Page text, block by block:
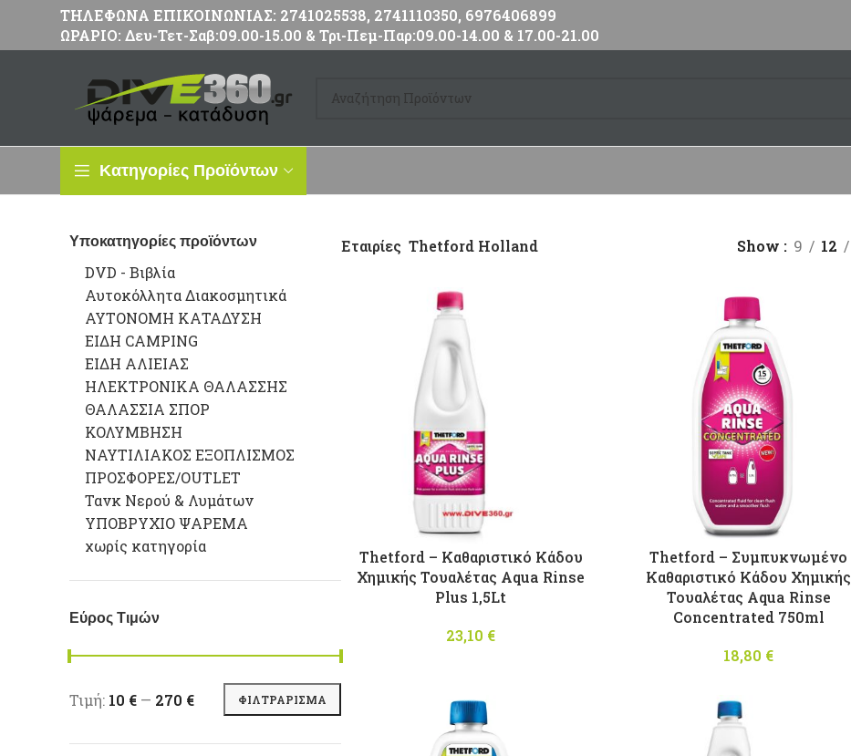
ΤΗΛΕΦΩΝΑ ΕΠΙΚΟΙΝΩΝΙΑΣ: 2741025538, 2741110350, 6976406899
ΩΡΑΡΙΟ: Δευ-Τετ-Σαβ:09.00-15.00 & Τρι-Πεμ-Παρ:09.00-14.00 & 17.00-21.00
Κατηγορίες Προϊόντων
Υποκατηγορίες προϊόντων
DVD - Βιβλία
Αυτοκόλλητα Διακοσμητικά
ΑΥΤΟΝΟΜΗ ΚΑΤΑΔΥΣΗ
ΕΙΔΗ CAMPING
ΕΙΔΗ ΑΛΙΕΙΑΣ
ΗΛΕΚΤΡΟΝΙΚΑ ΘΑΛΑΣΣΗΣ
ΘΑΛΑΣΣΙΑ ΣΠΟΡ
ΚΟΛΥΜΒΗΣΗ
ΝΑΥΤΙΛΙΑΚΟΣ ΕΞΟΠΛΙΣΜΟΣ
ΠΡΟΣΦΟΡΕΣ/OUTLET
Τανκ Νερού & Λυμάτων
ΥΠΟΒΡΥΧΙΟ ΨΑΡΕΜΑ
χωρίς κατηγορία
Εύρος Τιμών
Ελάχιστη τιμή
Μέγιστη τιμή ΦΙΛΤΡΆΡΙΣΜΑ
Τιμή: 10 € — 270 €
Εταιρίες Thetford Holland Show 9 12
Thetford – Καθαριστικό Κάδου
Χημικής Τουαλέτας Aqua Rinse
Plus 1,5Lt
23,10 €
Thetford – Συμπυκνωμένο
Καθαριστικό Κάδου Χημικής
Τουαλέτας Aqua Rinse
Concentrated 750ml
18,80 €